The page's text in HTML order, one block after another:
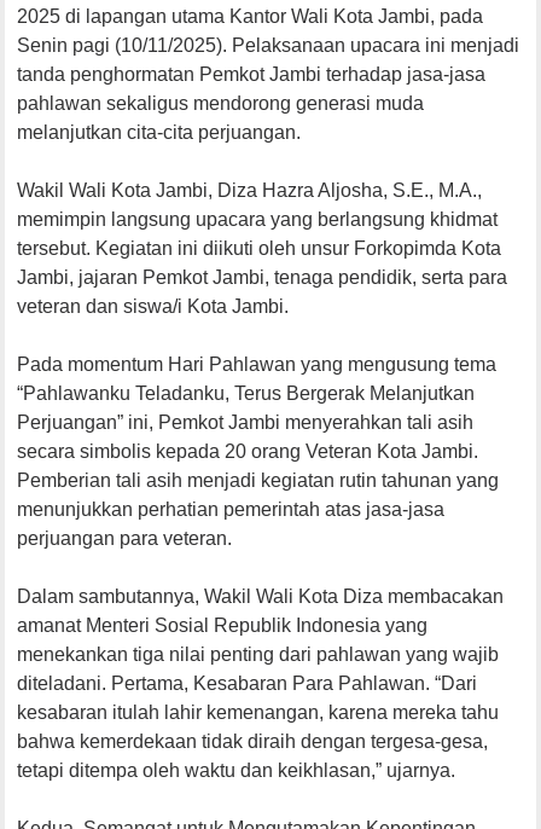
2025 di lapangan utama Kantor Wali Kota Jambi, pada
Senin pagi (10/11/2025). Pelaksanaan upacara ini menjadi
tanda penghormatan Pemkot Jambi terhadap jasa-jasa
pahlawan sekaligus mendorong generasi muda
melanjutkan cita-cita perjuangan.
Wakil Wali Kota Jambi, Diza Hazra Aljosha, S.E., M.A.,
memimpin langsung upacara yang berlangsung khidmat
tersebut. Kegiatan ini diikuti oleh unsur Forkopimda Kota
Jambi, jajaran Pemkot Jambi, tenaga pendidik, serta para
veteran dan siswa/i Kota Jambi.
​Pada momentum Hari Pahlawan yang mengusung tema
“Pahlawanku Teladanku, Terus Bergerak Melanjutkan
Perjuangan” ini, Pemkot Jambi menyerahkan tali asih
secara simbolis kepada 20 orang Veteran Kota Jambi.
Pemberian tali asih menjadi kegiatan rutin tahunan yang
menunjukkan perhatian pemerintah atas jasa-jasa
perjuangan para veteran.
Dalam sambutannya, Wakil Wali Kota Diza membacakan
amanat Menteri Sosial Republik Indonesia yang
menekankan tiga nilai penting dari pahlawan yang wajib
diteladani. Pertama, Kesabaran Para Pahlawan. “Dari
kesabaran itulah lahir kemenangan, karena mereka tahu
bahwa kemerdekaan tidak diraih dengan tergesa-gesa,
tetapi ditempa oleh waktu dan keikhlasan,” ujarnya.